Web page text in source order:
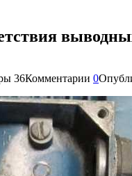
36Комментарии 0